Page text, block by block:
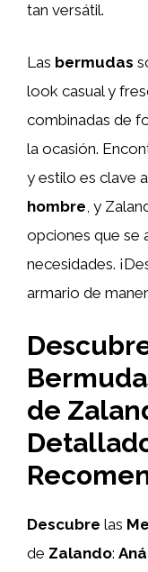
tan versátil.
Las bermudas
look casual y
combinadas de
la ocasión.
y estilo es clave
hombre , y
opciones que se
necesidades.
armario de
de
Descubre las
de Zalando: